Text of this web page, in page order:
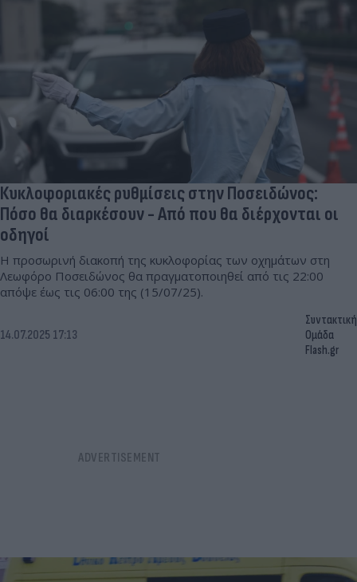
Κυκλοφοριακές ρυθμίσεις στην Ποσειδώνος:
Πόσο θα διαρκέσουν - Από που θα διέρχονται οι
οδηγοί
Η προσωρινή διακοπή της κυκλοφορίας των οχημάτων στη
Λεωφόρο Ποσειδώνος θα πραγματοποιηθεί από τις 22:00
απόψε έως τις 06:00 της (15/07/25).
14.07.2025 17:13
Συντακτική
Ομάδα
Flash.gr